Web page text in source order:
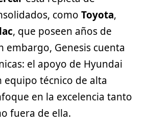
como Toyota,
, que poseen años de
embargo, Genesis cuenta
el apoyo de Hyundai
técnico de alta
en la excelencia tanto
fuera de ella.